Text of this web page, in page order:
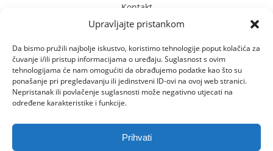
Upravljajte pristankom
Da bismo pružili najbolje iskustvo, koristimo tehnologije poput kolačića za
čuvanje i/ili pristup informacijama o uređaju. Suglasnost s ovim
tehnologijama će nam omogućiti da obrađujemo podatke kao što su
ponašanje pri pregledavanju ili jedinstveni ID-ovi na ovoj web stranici.
Nepristanak ili povlačenje suglasnosti može negativno utjecati na
određene karakteristike i funkcije.
Prihvati
Kontakt
Kontakt Info
Limska 3
52100 Pula, Hrvatska
+385 (0) 98 701 349 +385 (0) 52 556 610
dvslatkisvijet@gmail.com